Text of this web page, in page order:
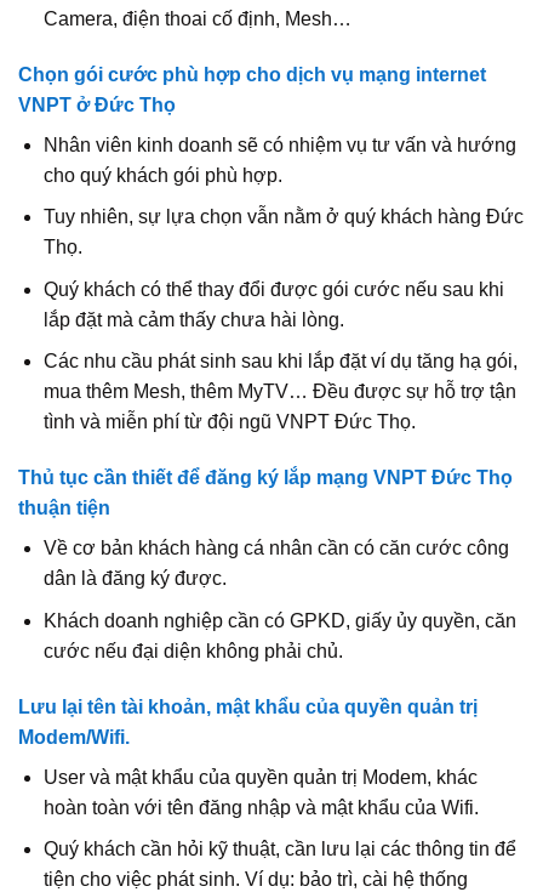
Camera, điện thoai cố định, Mesh…
Chọn gói cước phù hợp cho dịch vụ mạng internet
VNPT ở Đức Thọ
Nhân viên kinh doanh sẽ có nhiệm vụ tư vấn và hướng
cho quý khách gói phù hợp.
Tuy nhiên, sự lựa chọn vẫn nằm ở quý khách hàng Đức
Thọ.
Quý khách có thể thay đổi được gói cước nếu sau khi
lắp đặt mà cảm thấy chưa hài lòng.
Các nhu cầu phát sinh sau khi lắp đặt ví dụ tăng hạ gói,
mua thêm Mesh, thêm MyTV… Đều được sự hỗ trợ tận
tình và miễn phí từ đội ngũ VNPT Đức Thọ.
Thủ tục cần thiết để đăng ký lắp mạng VNPT Đức Thọ
thuận tiện
Về cơ bản khách hàng cá nhân cần có căn cước công
dân là đăng ký được.
Khách doanh nghiệp cần có GPKD, giấy ủy quyền, căn
cước nếu đại diện không phải chủ.
Lưu lại tên tài khoản, mật khẩu của quyền quản trị
Modem/Wifi.
User và mật khẩu của quyền quản trị Modem, khác
hoàn toàn với tên đăng nhập và mật khẩu của Wifi.
Quý khách cần hỏi kỹ thuật, cần lưu lại các thông tin để
tiện cho việc phát sinh. Ví dụ: bảo trì, cài hệ thống